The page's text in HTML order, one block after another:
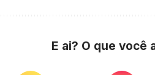
E ai? O que você